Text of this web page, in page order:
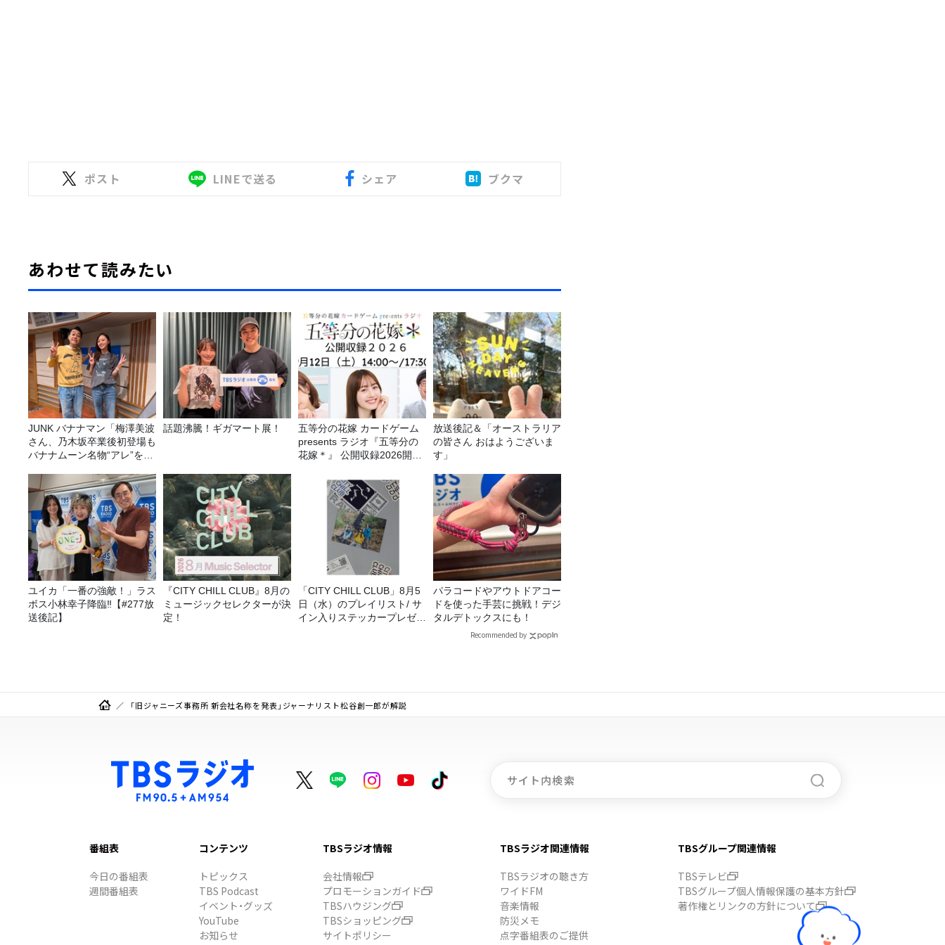
ポスト LINEで送る シェア ブクマ
あわせて読みたい
JUNK バナナマン「梅澤美波
さん、乃木坂卒業後初登場も
バナナムーン名物“アレ”を喰
話題沸騰！ギガマート展！
五等分の花嫁 カードゲーム
presents ラジオ『五等分の
花嫁＊』 公開収録2026開催
放送後記＆「オーストラリア
の皆さん おはようございま
す」
ユイカ「一番の強敵！」ラス
ボス小林幸子降臨‼【#277放
送後記】
『CITY CHILL CLUB』8月の
ミュージックセレクターが決
定！
「CITY CHILL CLUB」8月5
日（水）のプレイリスト/ サ
イン入りステッカープレゼン
パラコードやアウトドアコー
ドを使った手芸に挑戦！デジ
タルデトックスにも！
Recommended by
「旧ジャニーズ事務所 新会社名称を発表」ジャーナリスト松谷創一郎が解説
番組表
今日の番組表
週間番組表
コンテンツ
トピックス
TBS Podcast
イベント・グッズ
YouTube
お知らせ
TBSラジオ情報
会社情報
プロモーションガイド
TBSハウジング
TBSショッピング
サイトポリシー
TBSラジオ関連情報
TBSラジオの聴き方
ワイドFM
音楽情報
防災メモ
点字番組表のご提供
TBSグループ関連情報
TBSテレビ
TBSグループ個人情報保護の基本方針
著作権とリンクの方針について